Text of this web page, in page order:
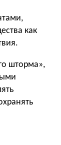
как
шторма»,